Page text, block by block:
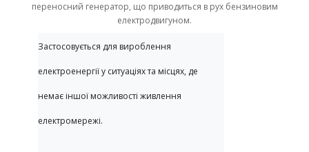
переносний генератор, що приводиться в рух бензиновим
електродвигуном.
Застосовується для вироблення
електроенергії у ситуаціях та місцях, де
немає іншої можливості живлення
електромережі.